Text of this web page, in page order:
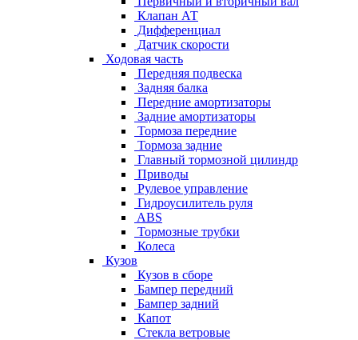
Клапан АТ
Дифференциал
Датчик скорости
Ходовая часть
Передняя подвеска
Задняя балка
Передние амортизаторы
Задние амортизаторы
Тормоза передние
Тормоза задние
Главный тормозной цилиндр
Приводы
Рулевое управление
Гидроусилитель руля
ABS
Тормозные трубки
Колеса
Кузов
Кузов в сборе
Бампер передний
Бампер задний
Капот
Стекла ветровые